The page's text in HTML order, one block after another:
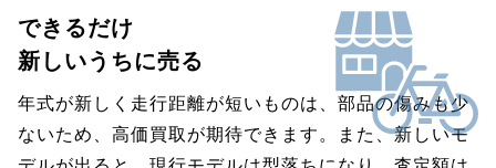
できるだけ
新しいうちに売る
年式が新しく走行距離が短いものは、部品の傷みも少
ないため、高価買取が期待できます。また、新しいモ